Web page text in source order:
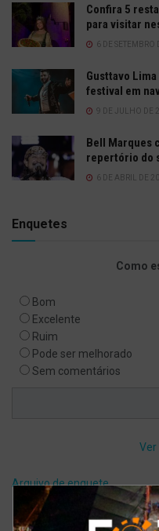
Confira 5
para visitar
6 DE SETEMBRO
Gusttavo
festival em
9 DE JULHO DE
Bell Marques
repertório do
6 DE ABRIL DE
Enquetes
Como
Bom
Excelente
Ruim
Pode ser melhorado
Sem comentários
Ver
Arquivo de enquete